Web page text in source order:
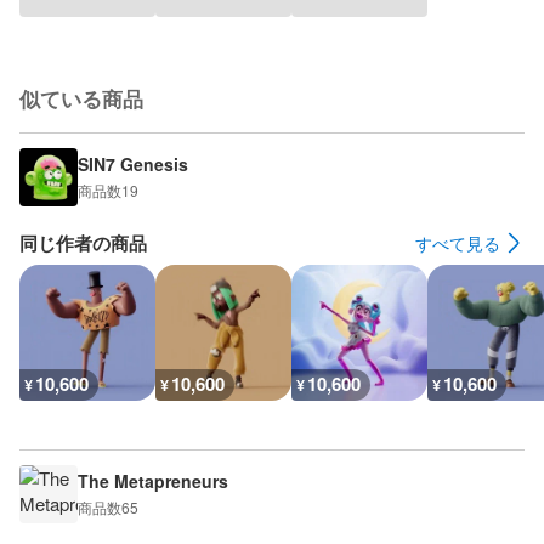
似ている商品
SIN7 Genesis
商品数19
同じ作者の商品 すべて見る
¥10,600 ¥10,600 ¥10,600 ¥10,600
The Metapreneurs
商品数65